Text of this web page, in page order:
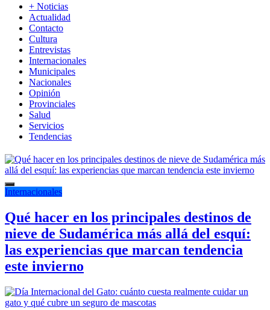
+ Noticias
Actualidad
Contacto
Cultura
Entrevistas
Internacionales
Municipales
Nacionales
Opinión
Provinciales
Salud
Servicios
Tendencias
Internacionales
Qué hacer en los principales destinos de
nieve de Sudamérica más allá del esquí:
las experiencias que marcan tendencia
este invierno